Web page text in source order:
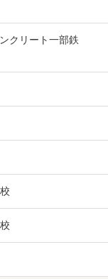
クリート一部鉄